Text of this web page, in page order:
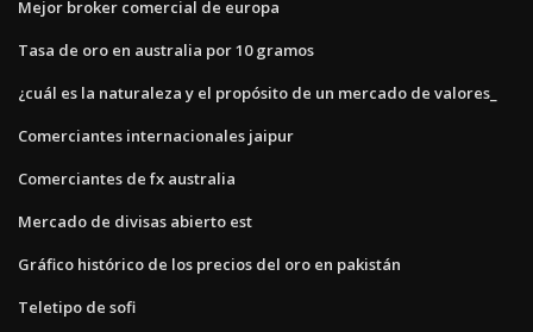
Mejor broker comercial de europa
Tasa de oro en australia por 10 gramos
¿cuál es la naturaleza y el propósito de un mercado de valores_
Comerciantes internacionales jaipur
Comerciantes de fx australia
Mercado de divisas abierto est
Gráfico histórico de los precios del oro en pakistán
Teletipo de sofi